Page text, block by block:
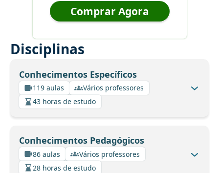
Comprar Agora
Disciplinas
Conhecimentos Específicos
119 aulas
Vários professores
43 horas de estudo
Conhecimentos Pedagógicos
86 aulas
Vários professores
28 horas de estudo